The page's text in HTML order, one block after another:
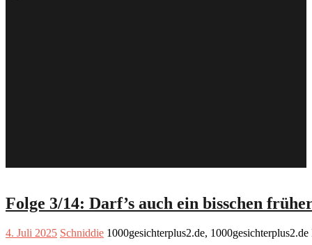
Folge 3/14: Darf’s auch ein bisschen
4. Juli 2025 Schniddie 1000gesichterplus2.de, 1000gesichterplus2.de